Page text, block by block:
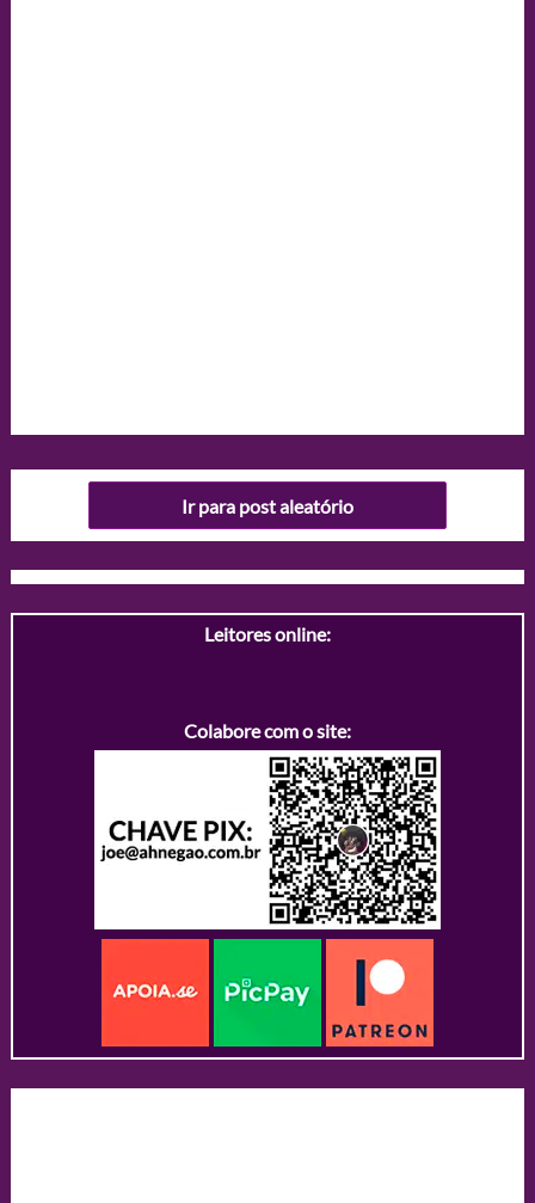
Ir para post aleatório
Leitores online:
Colabore com o site: